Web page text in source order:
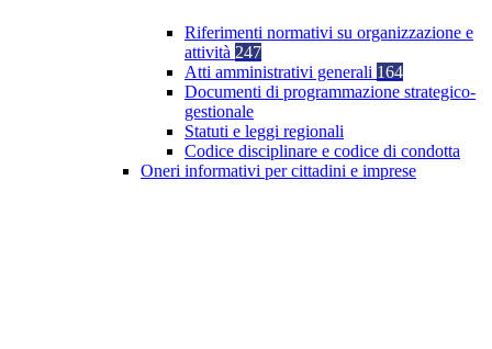
Riferimenti normativi su organizzazione e
attività 247
Atti amministrativi generali 164
Documenti di programmazione strategico-
gestionale
Statuti e leggi regionali
Codice disciplinare e codice di condotta
Oneri informativi per cittadini e imprese